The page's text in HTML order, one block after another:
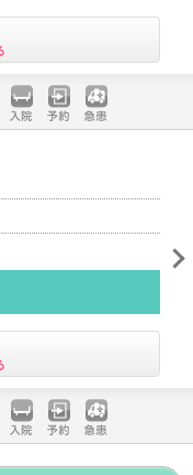
入院 予約 急患
入院 予約 急患